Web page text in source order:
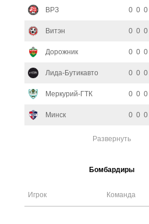
ВРЗ 0 0 0
Витэн 0 0 0
Дорожник 0 0 0
Лида-Бутикавто 0 0 0
Меркурий-ГТК 0 0 0
Минск 0 0 0
Развернуть
Бомбардиры
Игрок Команда